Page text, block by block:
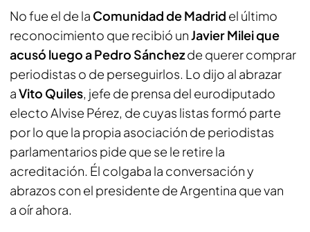
No fue el de la Comunidad de Madrid el último
reconocimiento que recibió unJavier Milei que
acusó luego a Pedro Sánchezde querer comprar
periodistas o de perseguirlos. Lo dijo al abrazar
aVito Quiles, jefe de prensa del eurodiputado
electo Alvise Pérez, de cuyas listas formó parte
por lo que la propia asociación de periodistas
parlamentarios pide que se le retire la
acreditación. Él colgaba la conversación y
abrazos con el presidente de Argentina que van
a oír ahora.